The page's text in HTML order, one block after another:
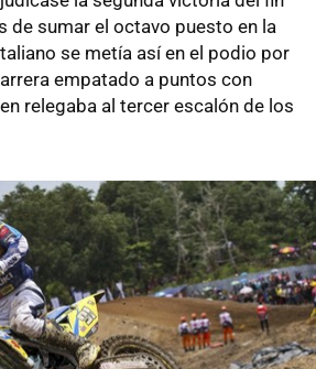
de sumar el octavo puesto en la
se metía así en el podio por
empatado a puntos con
relegaba al tercer escalón de los